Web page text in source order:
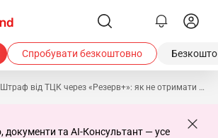
Спробувати безкоштовно
Штраф від ТЦК через «Резерв+»: як не отримати борг у 34 тисячі гривень
документи та AI-Консультант — усе